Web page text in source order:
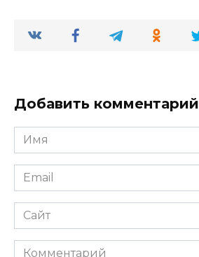
Добавить комментарий
Имя
*
Email
*
Сайт
Комментарий